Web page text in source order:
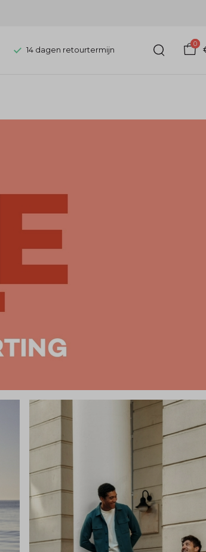
14 dagen retourtermijn
0